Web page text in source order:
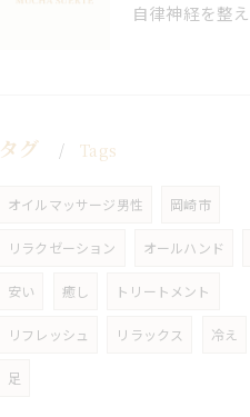
タグ Tags
オイルマッサージ男性 岡崎市
リラクゼーション オールハンド
安い 癒し トリートメント
リフレッシュ リラックス 冷え
足